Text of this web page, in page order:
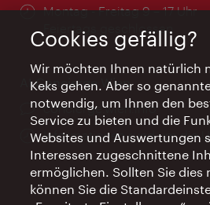
Öffnungszeiten:
Montag - Freitag 9 – 17 Uhr
Feiertags geschlossen
AI Concierge Wien
Ort:
concierge.wien.info
Öffnungszeiten:
Informationen rund um die
Cookies gefällig?
Wir möchten Ihnen natürlich
Keks gehen. Aber so
notwendig, um Ihnen den
Service zu bieten und die
Websites und Auswertungen
Interessen zugeschnittene
ermöglichen. Sollten Sie dies
können Sie die